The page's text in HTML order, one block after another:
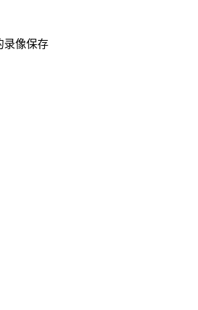
录像保存